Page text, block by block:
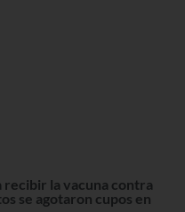
recibir la vacuna contra
se agotaron cupos en